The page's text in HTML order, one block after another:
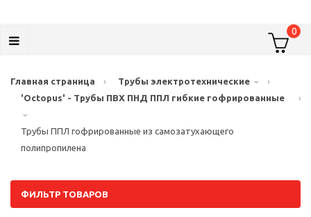
0
Главная страница › Трубы электротехнические
›
'Octopus' - Трубы ПВХ ПНД ППЛ гибкие гофрированные
›
Трубы ППЛ гофрированные из самозатухающего
полипропилена
ФИЛЬТР ТОВАРОВ